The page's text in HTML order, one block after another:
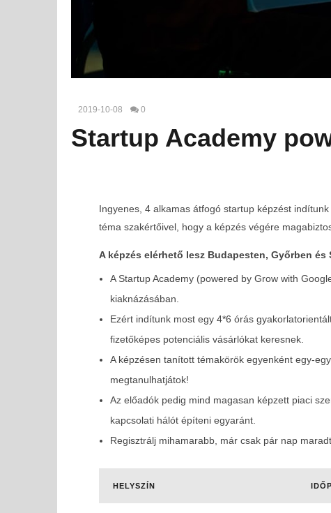
2019-10-08 0
Startup Academy
Startup Academy powered by Google –
Győr/Budapest/Szeged
2019-
10-08
Ingyenes, 4 alkamas átfogó startup képzést
téma szakértőivel, hogy a képzés végére
A képzés elérhető lesz Budapesten, Győrben
A Startup Academy (powered by Grow with
kiaknázásában.
Ezért indítunk most egy 4*6 órás
fizetőképes potenciális vásárlókat keresnek.
A képzésen tanított témakörök egyenként egy-
megtanulhatjátok!
Az előadók pedig mind magasan képzett piaci
kapcsolati hálót építeni egyaránt.
Regisztrálj mihamarabb, már csak pár nap
HELYSZÍN